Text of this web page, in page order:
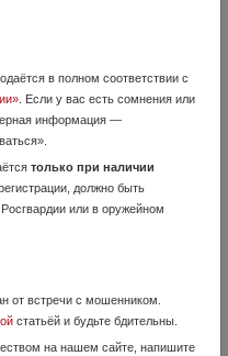
----EDgun Matador Леля2.0
Ростов на Дону
в полном соответствии с
. Если у вас есть сомнения или
информация —
только при наличии
должно быть
или в оружейном
от встречи с мошенником.
статьёй и будьте бдительны.
на нашем сайте, напишите